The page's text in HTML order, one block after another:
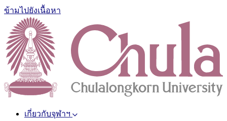
ข้ามไปยังเนื้อหา
เกี่ยวกับจุฬาฯ